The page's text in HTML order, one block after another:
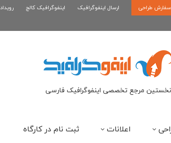
اینفوگرافیک بازی کلش رویال
سفارش طراحی ارسال اینفوگرافیک اینفوگرافیک کالج
نخستین مرجع تخصصی اینفوگرافیک فارسی
اعلانات ثبت نام در کارگاه